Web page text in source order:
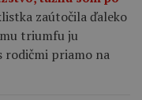
zaútočila ďaleko
triumfu ju
rodičmi priamo na